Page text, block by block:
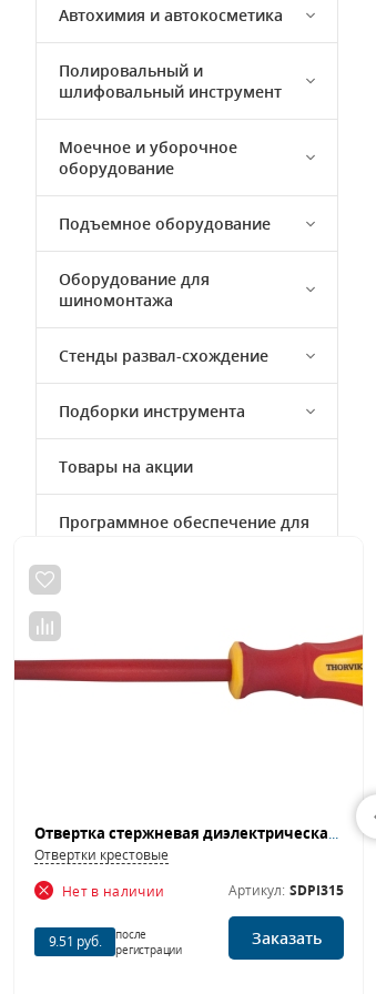
Автохимия и автокосметика
Полировальный и
шлифовальный инструмент
Моечное и уборочное
оборудование
Подъемное оборудование
Оборудование для
шиномонтажа
Стенды развал-схождение
Подборки инструмента
Товары на акции
Программное обеспечение для
Оборудование для работы с
деталями автомобиля
Отвертка стержневая диэлектрическая крестовая SDPI315 VDE 1000V, PH3x150 мм
Отвертки крестовые
Нет в наличии
Артикул: SDPI315
9.51 руб.
после
регистрации
Заказать